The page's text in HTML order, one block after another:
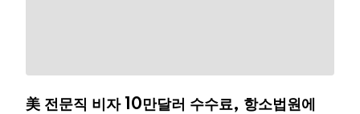
美 전문직 비자 10만달러 수수료, 항소법원에